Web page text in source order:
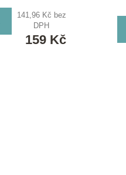
141,96 Kč bez
DPH
159 Kč